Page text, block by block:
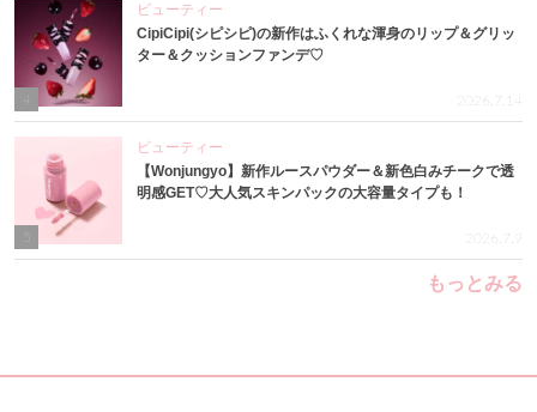
4
ビューティー
CipiCipi(シピシピ)の新作はふくれな渾身のリップ＆グリッ
ター＆クッションファンデ♡
2026.7.14
ビューティー
【Wonjungyo】新作ルースパウダー＆新色白みチークで透
明感GET♡大人気スキンパックの大容量タイプも！
2026.7.9
もっとみる